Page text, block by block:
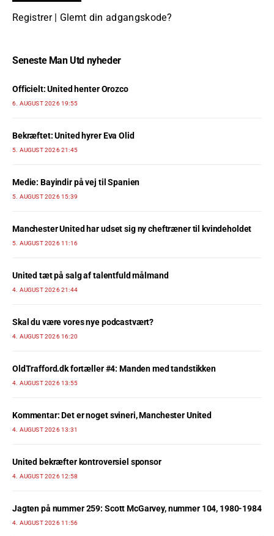
Registrer| Glemt din adgangskode?
Seneste Man Utd nyheder
Officielt: United henter Orozco
6. AUGUST 2026 19:55
Bekræftet: United hyrer Eva Olid
5. AUGUST 2026 21:45
Medie: Bayindir på vej til Spanien
5. AUGUST 2026 15:39
Manchester United har udset sig ny cheftræner til kvindeholdet
5. AUGUST 2026 11:16
United tæt på salg af talentfuld målmand
4. AUGUST 2026 21:44
Skal du være vores nye podcastvært?
4. AUGUST 2026 16:20
OldTrafford.dk fortæller #4: Manden med tandstikken
4. AUGUST 2026 13:55
Kommentar: Det er noget svineri, Manchester United
4. AUGUST 2026 13:31
United bekræfter kontroversiel sponsor
4. AUGUST 2026 12:58
Jagten på nummer 259: Scott McGarvey, nummer 104, 1980-1984
4. AUGUST 2026 11:56